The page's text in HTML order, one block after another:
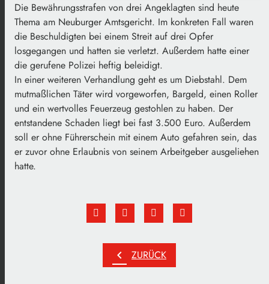
Die Bewährungsstrafen von drei Angeklagten sind heute
Thema am Neuburger Amtsgericht. Im konkreten Fall waren
die Beschuldigten bei einem Streit auf drei Opfer
losgegangen und hatten sie verletzt. Außerdem hatte einer
die gerufene Polizei heftig beleidigt.
In einer weiteren Verhandlung geht es um Diebstahl. Dem
mutmaßlichen Täter wird vorgeworfen, Bargeld, einen Roller
und ein wertvolles Feuerzeug gestohlen zu haben. Der
entstandene Schaden liegt bei fast 3.500 Euro. Außerdem
soll er ohne Führerschein mit einem Auto gefahren sein, das
er zuvor ohne Erlaubnis von seinem Arbeitgeber ausgeliehen
hatte.
chevron_left ZURÜCK